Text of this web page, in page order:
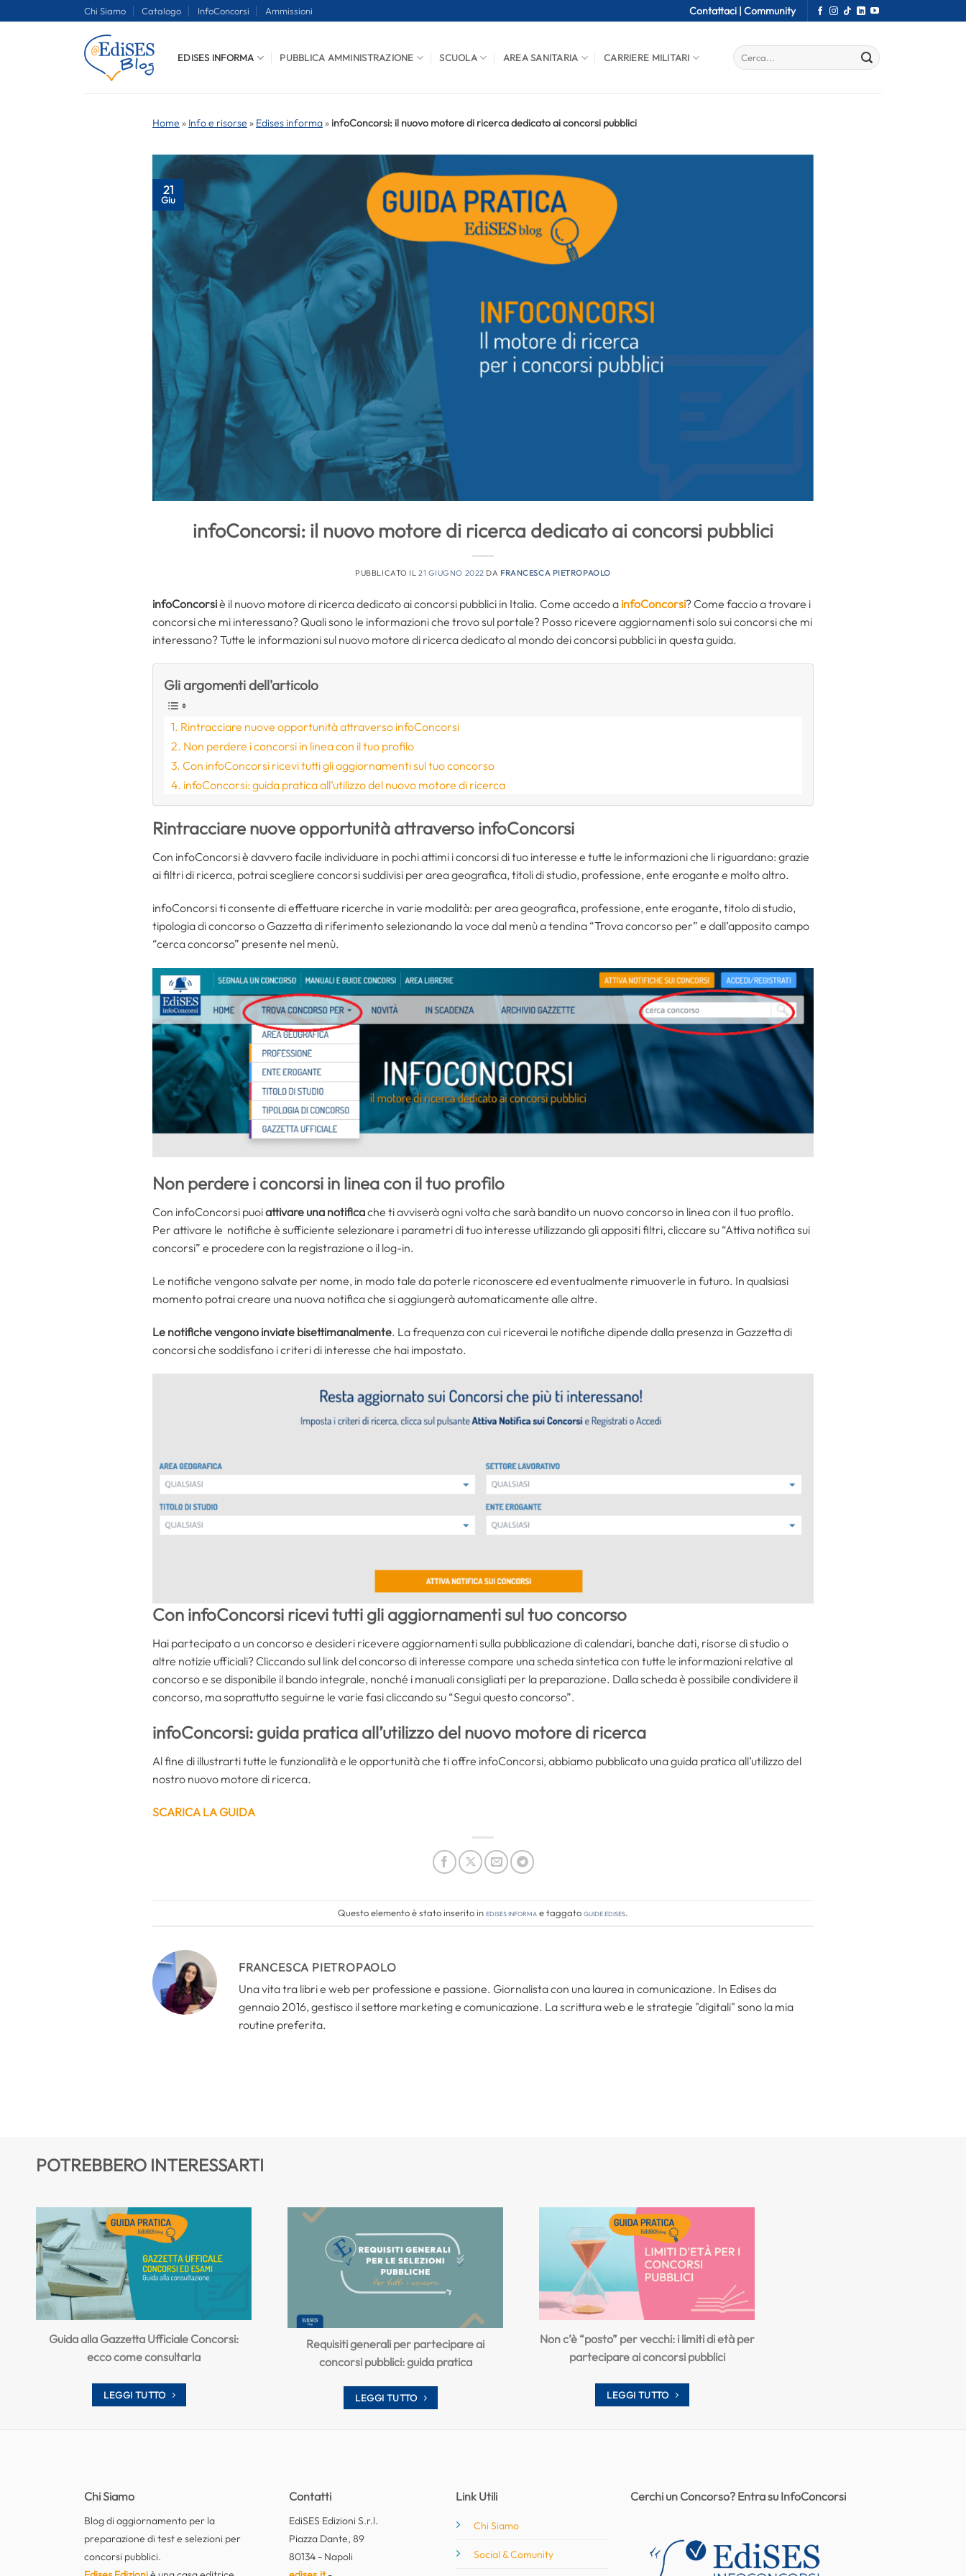
Chi Siamo Catalogo InfoConcorsi Ammissioni Contattaci | Community
EDISES INFORMA PUBBLICA AMMINISTRAZIONE SCUOLA AREA SANITARIA CARRIERE MILITARI
Home » Info e risorse » Edises informa » infoConcorsi: il nuovo motore di ricerca dedicato ai concorsi pubblici
21
Giu
infoConcorsi: il nuovo motore di ricerca dedicato ai concorsi pubblici
PUBBLICATO IL 21 GIUGNO 2022 DA FRANCESCA PIETROPAOLO
infoConcorsiè il nuovo motore di ricerca dedicato ai concorsi pubblici in Italia. Come accedo a infoConcorsi? Come faccio a trovare i
concorsi che mi interessano? Quali sono le informazioni che trovo sul portale? Posso ricevere aggiornamenti solo sui concorsi che mi
interessano? Tutte le informazioni sul nuovo motore di ricerca dedicato al mondo dei concorsi pubblici in questa guida.
Gli argomenti dell'articolo
Rintracciare nuove opportunità attraverso infoConcorsi
Non perdere i concorsi in linea con il tuo profilo
Con infoConcorsi ricevi tutti gli aggiornamenti sul tuo concorso
infoConcorsi: guida pratica all’utilizzo del nuovo motore di ricerca
Rintracciare nuove opportunità attraverso infoConcorsi
Con infoConcorsi è davvero facile individuare in pochi attimi i concorsi di tuo interesse e tutte le informazioni che li riguardano: grazie
ai filtri di ricerca, potrai scegliere concorsi suddivisi per area geografica, titoli di studio, professione, ente erogante e molto altro.
infoConcorsi ti consente di effettuare ricerche in varie modalità: per area geografica, professione, ente erogante, titolo di studio,
tipologia di concorso o Gazzetta di riferimento selezionando la voce dal menù a tendina “Trova concorso per” e dall’apposito campo
“cerca concorso” presente nel menù.
Non perdere i concorsi in linea con il tuo profilo
Con infoConcorsi puoiattivare una notificache ti avviserà ogni volta che sarà bandito un nuovo concorso in linea con il tuo profilo.
Per attivare le notifiche è sufficiente selezionare i parametri di tuo interesse utilizzando gli appositi filtri, cliccare su “Attiva notifica sui
concorsi” e procedere con la registrazione o il log-in.
Le notifiche vengono salvate per nome, in modo tale da poterle riconoscere ed eventualmente rimuoverle in futuro. In qualsiasi
momento potrai creare una nuova notifica che si aggiungerà automaticamente alle altre.
Le notifiche vengono inviate bisettimanalmente. La frequenza con cui riceverai le notifiche dipende dalla presenza in Gazzetta di
concorsi che soddisfano i criteri di interesse che hai impostato.
Con infoConcorsi ricevi tutti gli aggiornamenti sul tuo concorso
Hai partecipato a un concorso e desideri ricevere aggiornamenti sulla pubblicazione di calendari, banche dati, risorse di studio o
altre notizie ufficiali? Cliccando sul link del concorso di interesse compare una scheda sintetica con tutte le informazioni relative al
concorso e se disponibile il bando integrale, nonché i manuali consigliati per la preparazione. Dalla scheda è possibile condividere il
concorso, ma soprattutto seguirne le varie fasi cliccando su “Segui questo concorso”.
infoConcorsi: guida pratica all’utilizzo del nuovo motore di ricerca
Al fine di illustrarti tutte le funzionalità e le opportunità che ti offre infoConcorsi, abbiamo pubblicato una guida pratica all’utilizzo del
nostro nuovo motore di ricerca.
SCARICA LA GUIDA
Questo elemento è stato inserito inEdises informae taggatoguide edises.
FRANCESCA PIETROPAOLO
Una vita tra libri e web per professione e passione. Giornalista con una laurea in comunicazione. In Edises da
gennaio 2016, gestisco il settore marketing e comunicazione. La scrittura web e le strategie "digitali" sono la mia
routine preferita.
POTREBBERO INTERESSARTI
Guida alla Gazzetta Ufficiale Concorsi:
ecco come consultarla
LEGGI TUTTO
Requisiti generali per partecipare ai
concorsi pubblici: guida pratica
LEGGI TUTTO
Non c’è “posto” per vecchi: i limiti di età per
partecipare ai concorsi pubblici
LEGGI TUTTO
Chi Siamo
Blog di aggiornamento per la
preparazione di test e selezioni per
concorsi pubblici.
Contatti
EdiSES Edizioni S.r.l.
Piazza Dante, 89
80134 - Napoli
Link Utili
Chi Siamo
Social & Comunity
Cerchi un Concorso? Entra su InfoConcorsi